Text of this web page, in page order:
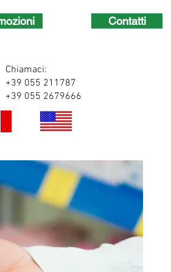
Chiamaci:
+39 055 211787
+39 055 2679666
Contatti